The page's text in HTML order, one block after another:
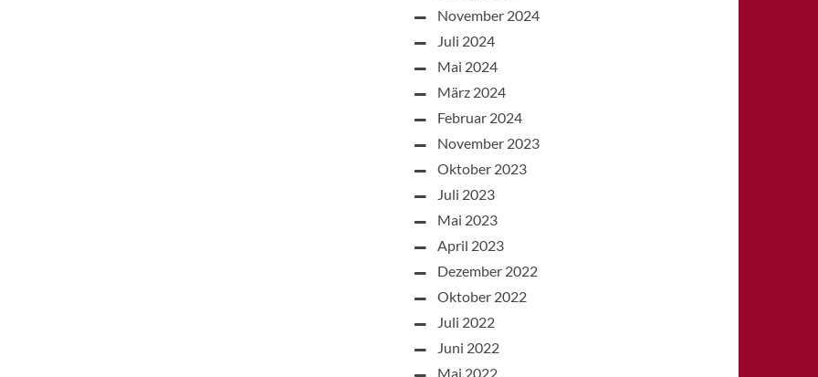
November 2024
Juli 2024
Mai 2024
März 2024
Februar 2024
November 2023
Oktober 2023
Juli 2023
Mai 2023
April 2023
Dezember 2022
Oktober 2022
Juli 2022
Juni 2022
Mai 2022